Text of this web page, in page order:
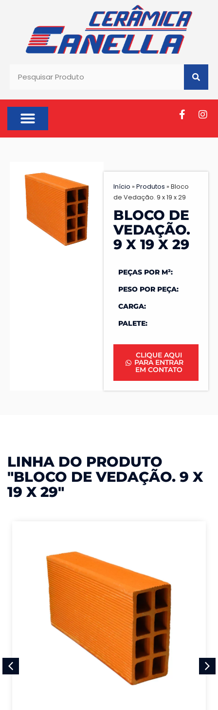
Início »Produtos »Bloco
de Vedação. 9 x 19 x 29
BLOCO DE
VEDAÇÃO.
9 X 19 X 29
PEÇAS POR M²:
PESO POR PEÇA:
CARGA:
PALETE:
CLIQUE AQUI
PARA ENTRAR
EM CONTATO
LINHA DO PRODUTO
"BLOCO DE VEDAÇÃO. 9 X
19 X 29"